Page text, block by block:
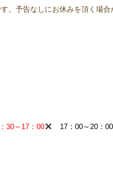
。予告なしにお休みを頂く場合
30～17：00 17：00～20：